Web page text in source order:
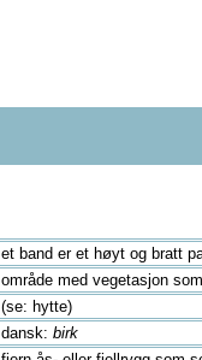
et band er et høyt og bratt
område med vegetasjon
(se: hytte)
dansk: birk